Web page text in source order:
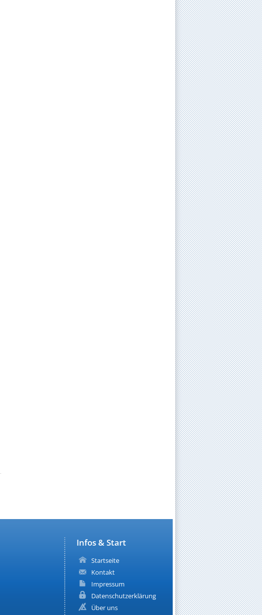
Infos & Start
Startseite
Kontakt
Impressum
Datenschutzerklärung
Über uns